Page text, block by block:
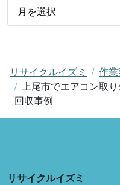
リサイクルイズミ
作
上尾市でエアコン取
回収事例
リサイクルイズミ